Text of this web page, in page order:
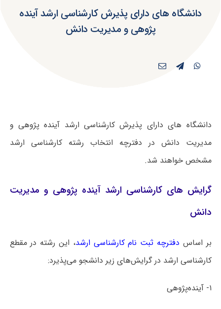
دانشگاه های دارای پذیرش کارشناسی ارشد آینده
پژوهی و مدیریت دانش
دانشگاه های دارای پذیرش کارشناسی ارشد آینده پژوهی و
مدیریت دانش در دفترچه انتخاب رشته کارشناسی ارشد
مشخص خواهند شد.
گرایش های کارشناسی ارشد آینده پژوهی و مدیریت
دانش
بر اساس دفترچه ثبت نام کارشناسی ارشد، این رشته در مقطع
کارشناسی ارشد در گرایش‌های زیر دانشجو می‌پذیرد:
۱- آینده‌پژوهی